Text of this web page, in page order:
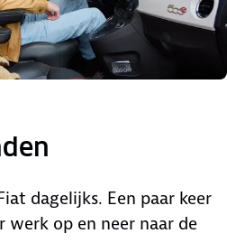
dagelijks. Een paar keer
werk op en neer naar de